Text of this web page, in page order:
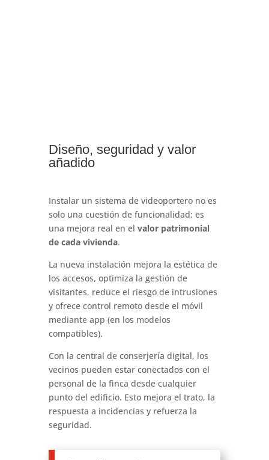
Diseño, seguridad y valor
añadido
Instalar un sistema de videoportero no es
solo una cuestión de funcionalidad: es
una mejora real en el valor patrimonial
de cada vivienda.
La nueva instalación mejora la estética de
los accesos, optimiza la gestión de
visitantes, reduce el riesgo de intrusiones
y ofrece control remoto desde el móvil
mediante app (en los modelos
compatibles).
Con la central de conserjería digital, los
vecinos pueden estar conectados con el
personal de la finca desde cualquier
punto del edificio. Esto mejora el trato, la
respuesta a incidencias y refuerza la
seguridad.